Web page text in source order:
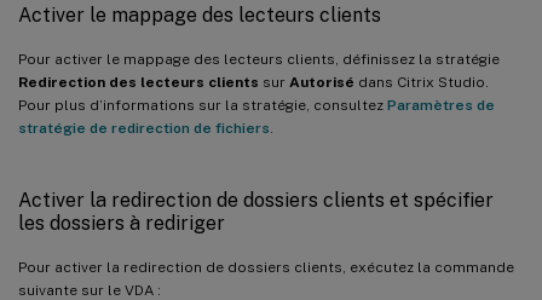
Activer le mappage des lecteurs clients
Pour activer le mappage des lecteurs clients, définissez la stratégie
Redirection des lecteurs clients sur Autorisé dans Citrix Studio.
Pour plus d’informations sur la stratégie, consultez Paramètres de
stratégie de redirection de fichiers
Activer la redirection de dossiers clients et spécifier
les dossiers à rediriger
Pour activer la redirection de dossiers clients, exécutez la commande
suivante sur le VDA :